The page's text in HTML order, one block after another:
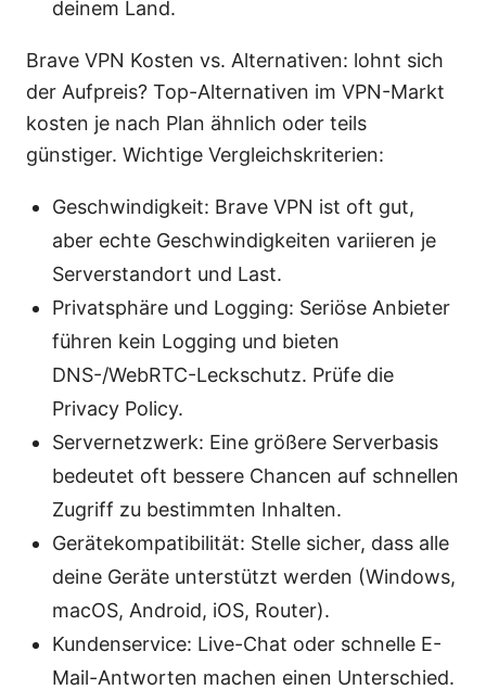
deinem Land.
Brave VPN Kosten vs. Alternativen: lohnt sich
der Aufpreis? Top-Alternativen im VPN-Markt
kosten je nach Plan ähnlich oder teils
günstiger. Wichtige Vergleichskriterien:
Geschwindigkeit: Brave VPN ist oft gut,
aber echte Geschwindigkeiten variieren je
Serverstandort und Last.
Privatsphäre und Logging: Seriöse Anbieter
führen kein Logging und bieten
DNS-/WebRTC-Leckschutz. Prüfe die
Privacy Policy.
Servernetzwerk: Eine größere Serverbasis
bedeutet oft bessere Chancen auf schnellen
Zugriff zu bestimmten Inhalten.
Gerätekompatibilität: Stelle sicher, dass alle
deine Geräte unterstützt werden (Windows,
macOS, Android, iOS, Router).
Kundenservice: Live-Chat oder schnelle E-
Mail-Antworten machen einen Unterschied.